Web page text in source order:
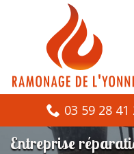
03 59 28 41
Entreprise